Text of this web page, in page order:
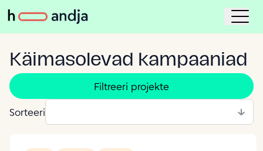
Käimasolevad kampaaniad
Filtreeri projekte
Sorteeri